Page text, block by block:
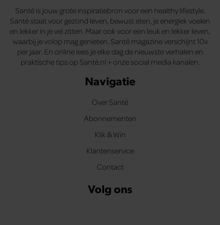
Santé is jouw grote inspiratiebron voor een healthy lifestyle.
Santé staat voor gezond leven, bewust eten, je energiek voelen
en lekker in je vel zitten. Maar ook voor een leuk en lekker leven,
waarbij je volop mag genieten. Santé magazine verschijnt 10x
per jaar. En online lees je elke dag de nieuwste verhalen en
praktische tips op Santé.nl + onze social media kanalen.
Navigatie
Over Santé
Abonnementen
Klik & Win
Klantenservice
Contact
Volg ons